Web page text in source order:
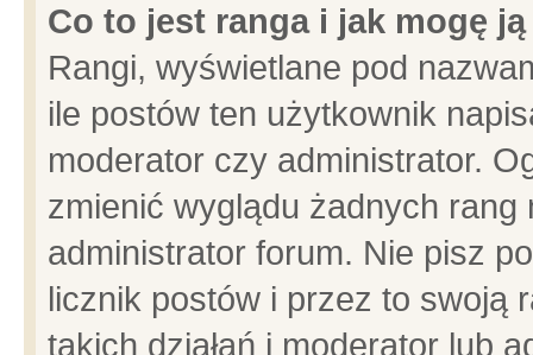
Co to jest ranga i jak mogę
Rangi, wyświetlane pod
ile postów ten użytkownik
moderator czy administrator.
zmienić wyglądu żadnych
administrator forum. Nie pisz
licznik postów i przez to swoją
takich działań i moderator lub